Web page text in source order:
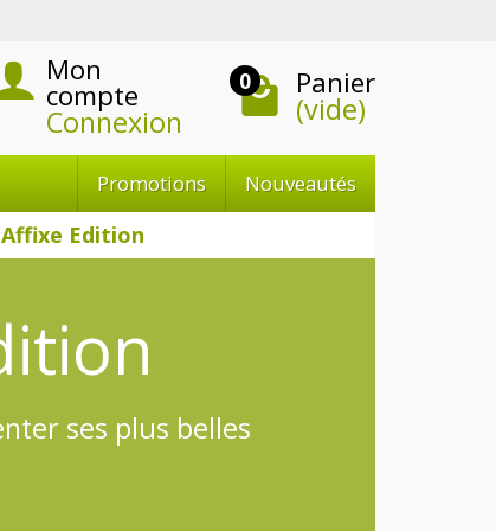
Mon
compte
Connexion
0 Panier
(vide)
Promotions Nouveautés
Edition
ses plus belles